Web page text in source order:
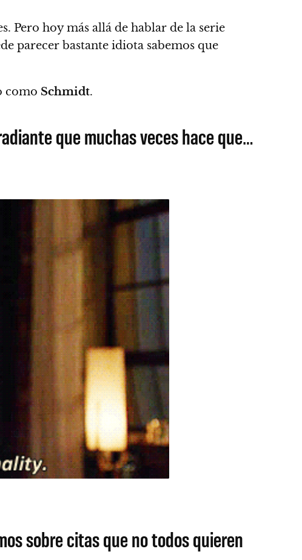
Pero hoy más allá de hablar de la serie
parecer bastante idiota sabemos que
como Schmidt.
que muchas veces hace que…
sobre citas que no todos quieren